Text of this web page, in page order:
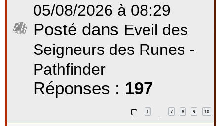
05/08/2026 à 08:29
Posté dans Eveil des
Seigneurs des Runes -
Pathfinder
Réponses : 197
1
…
7 8 9 10